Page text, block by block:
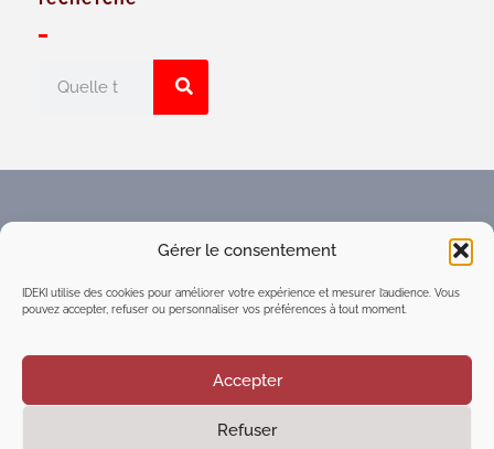
Gérer le consentement
IDEKI utilise des cookies pour améliorer votre expérience et mesurer l’audience. Vous
pouvez accepter, refuser ou personnaliser vos préférences à tout moment.
Accepter
Refuser
numérique d'intelligence